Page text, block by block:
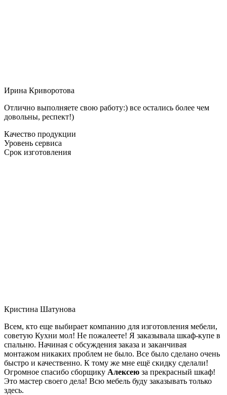
Ирина Криворотова
Отлично выполняете свою работу:) все остались более чем
довольны, респект!)
Качество продукции
Уровень сервиса
Срок изготовления
Кристина Шатунова
Всем, кто еще выбирает компанию для изготовления мебели,
советую Кухни мол! Не пожалеете! Я заказывала шкаф-купе в
спальню. Начиная с обсуждения заказа и заканчивая
монтажом никаких проблем не было. Все было сделано очень
быстро и качественно. К тому же мне ещё скидку сделали!
Огромное спасибо сборщику Алексею за прекрасный шкаф!
Это мастер своего дела! Всю мебель буду заказывать только
здесь.